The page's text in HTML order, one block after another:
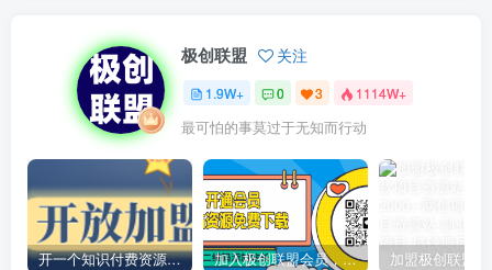
极创联盟 关注
1.9W+ 0 3 1114W+
最可怕的事莫过于无知而行动
开一个知识付费资源网站，小白也能日入1000+ 加入极创联盟会员，全站资源免费学习。